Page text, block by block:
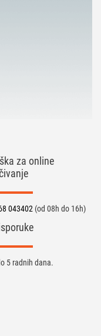
za online
043402 (od 08h do 16h)
5 radnih dana.